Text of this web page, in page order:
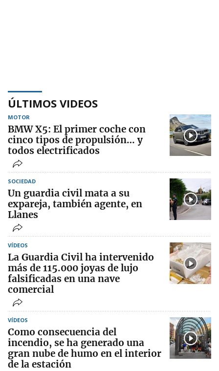
ÚLTIMOS VIDEOS
MOTOR
BMW X5: El primer coche con
cinco tipos de propulsión… y
todos electrificados
SOCIEDAD
Un guardia civil mata a su
expareja, también agente, en
Llanes
VÍDEOS
La Guardia Civil ha intervenido
más de 115.000 joyas de lujo
falsificadas en una nave
comercial
VÍDEOS
Como consecuencia del
incendio, se ha generado una
gran nube de humo en el interior
de la estación